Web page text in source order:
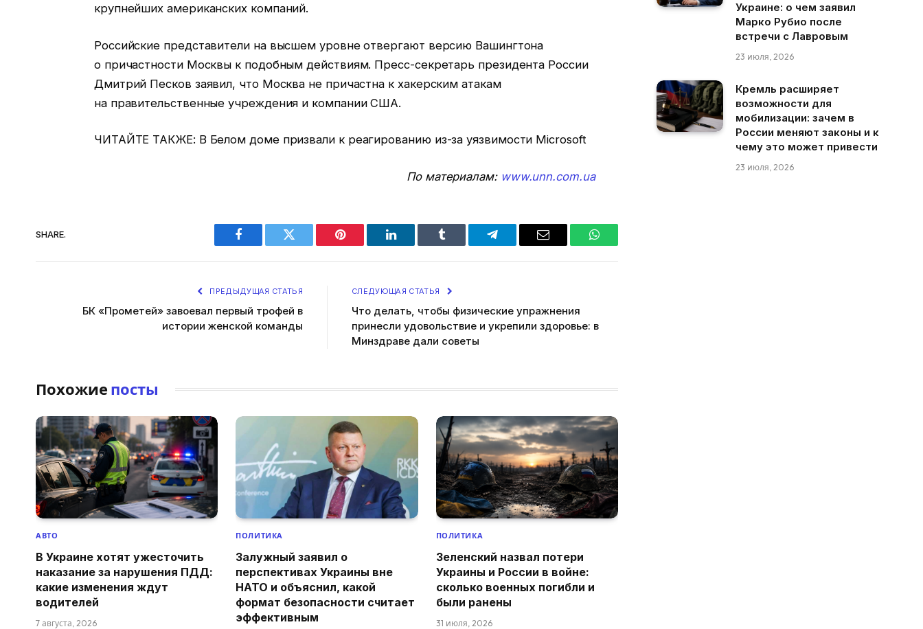
крупнейших американских компаний.
Российские представители на высшем уровне отвергают версию Вашингтона
о причастности Москвы к подобным действиям. Пресс-секретарь президента России
Дмитрий Песков заявил, что Москва не причастна к хакерским атакам
на правительственные учреждения и компании США.
ЧИТАЙТЕ ТАКЖЕ: В Белом доме призвали к реагированию из-за уязвимости Microsoft
По материалам: www.unn.com.ua
SHARE.
Facebook Twitter Pinterest LinkedIn Tumblr Telegram Email WhatsApp
ПРЕДЫДУЩАЯ СТАТЬЯ
БК «Прометей» завоевал первый трофей в
истории женской команды
СЛЕДУЮЩАЯ СТАТЬЯ
Что делать, чтобы физические упражнения
принесли удовольствие и укрепили здоровье: в
Минздраве дали советы
Похожие посты
АВТО
В Украине хотят ужесточить
наказание за нарушения ПДД:
какие изменения ждут
водителей
7 августа, 2026
ПОЛИТИКА
Залужный заявил о
перспективах Украины вне
НАТО и объяснил, какой
формат безопасности считает
эффективным
ПОЛИТИКА
Зеленский назвал потери
Украины и России в войне:
сколько военных погибли и
были ранены
31 июля, 2026
Украине: о чем заявил
Марко Рубио после
встречи с Лавровым
23 июля, 2026
Кремль расширяет
возможности для
мобилизации: зачем в
России меняют законы и к
чему это может привести
23 июля, 2026